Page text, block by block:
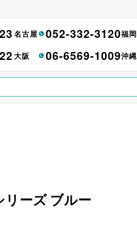
名古屋 052-332-3120福岡
大阪 06-6569-1009沖縄
リーズ ブルー